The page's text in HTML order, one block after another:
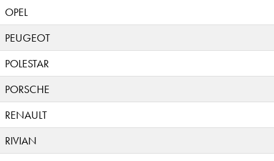
OPEL
PEUGEOT
POLESTAR
PORSCHE
RENAULT
RIVIAN